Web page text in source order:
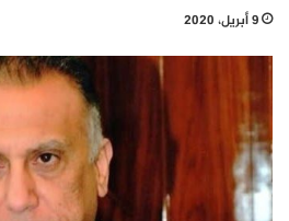
9 أبريل، 2020